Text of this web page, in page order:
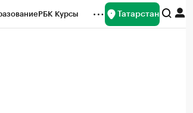
РБК Курсы Татарстан